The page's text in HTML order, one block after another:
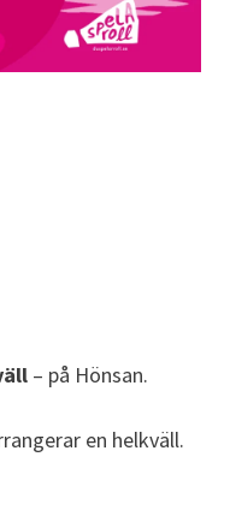
– på Hönsan.
en helkväll.